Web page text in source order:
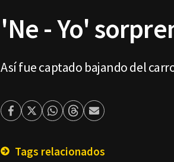
'Ne - Yo'
Así fue captado bajando del
Facebook
TwitterWhatsapp
ThreadsEnviar
Tags relacionados